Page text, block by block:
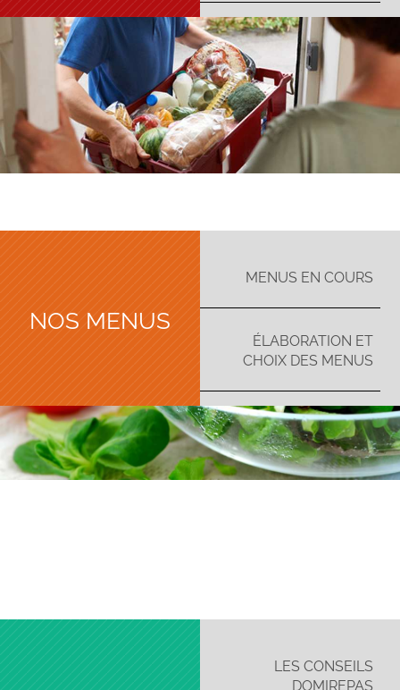
MENUS EN COURS
ÉLABORATION ET
CHOIX DES MENUS
NOS MENUS
LES CONSEILS
DOMIREPAS